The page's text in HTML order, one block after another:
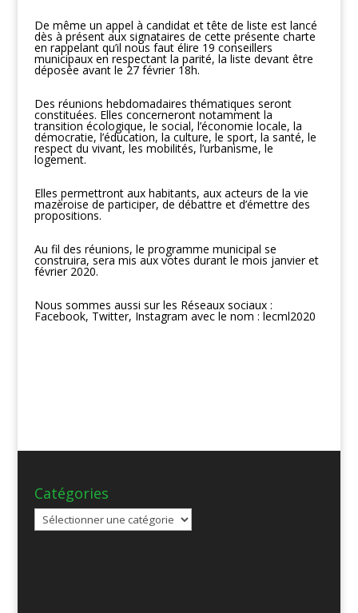
De même un appel à candidat et tête de liste est lancé
dès à présent aux signataires de cette présente charte
en rappelant qu’il nous faut élire 19 conseillers
municipaux en respectant la parité, la liste devant être
déposée avant le 27 février 18h.
Des réunions hebdomadaires thématiques seront
constituées. Elles concerneront notamment la
transition écologique, le social, l’économie locale, la
démocratie, l’éducation, la culture, le sport, la santé, le
respect du vivant, les mobilités, l’urbanisme, le
logement.
Elles permettront aux habitants, aux acteurs de la vie
mazèroise de participer, de débattre et d’émettre des
propositions.
Au fil des réunions, le programme municipal se
construira, sera mis aux votes durant le mois janvier et
février 2020.
Nous sommes aussi sur les Réseaux sociaux :
Facebook, Twitter, Instagram avec le nom : lecml2020
Catégories
Catégories